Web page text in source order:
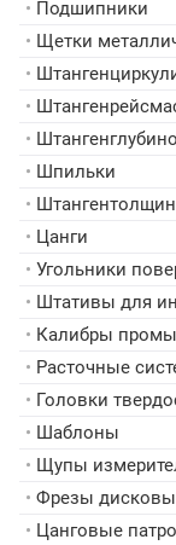
• Подшипники
• Щетки
•
•
•
• Шпильки
•
• Цанги
• Угольники
• Штативы для
• Калибры
• Расточные
• Головки
• Шаблоны
• Щупы
• Фрезы
• Цанговые